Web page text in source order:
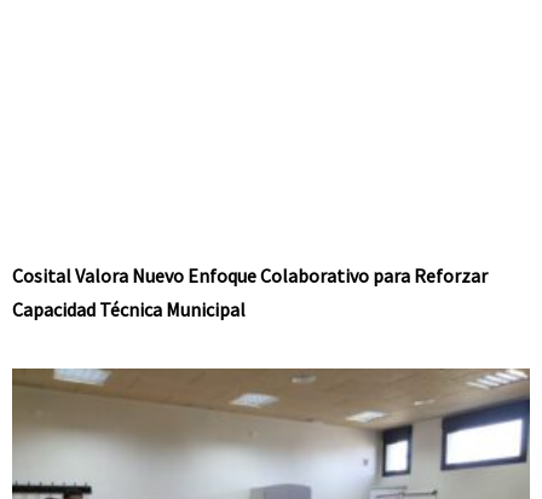
Cosital Valora Nuevo Enfoque Colaborativo para Reforzar
Capacidad Técnica Municipal